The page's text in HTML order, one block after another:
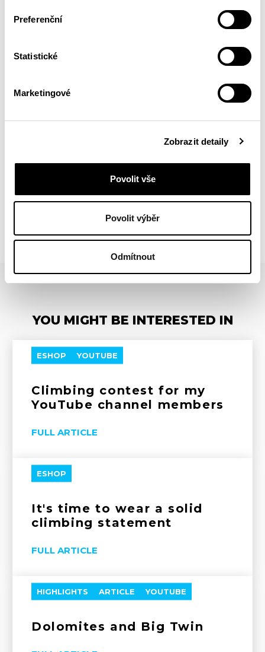
Preferenční
Statistické
Marketingové
Zobrazit detaily
Povolit vše
Povolit výběr
Odmítnout
BACK
YOU MIGHT BE INTERESTED IN
ESHOP YOUTUBE
Climbing contest for my
YouTube channel members
FULL ARTICLE
ESHOP
It's time to wear a solid
climbing statement
FULL ARTICLE
HIGHLIGHTS ARTICLE YOUTUBE
Dolomites and Big Twin